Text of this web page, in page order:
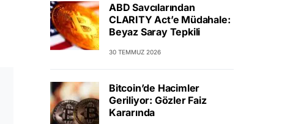
ABD Savcılarından
CLARITY Act’e Müdahale:
Beyaz Saray Tepkili
30 TEMMUZ 2026
Bitcoin’de Hacimler
Geriliyor: Gözler Faiz
Kararında